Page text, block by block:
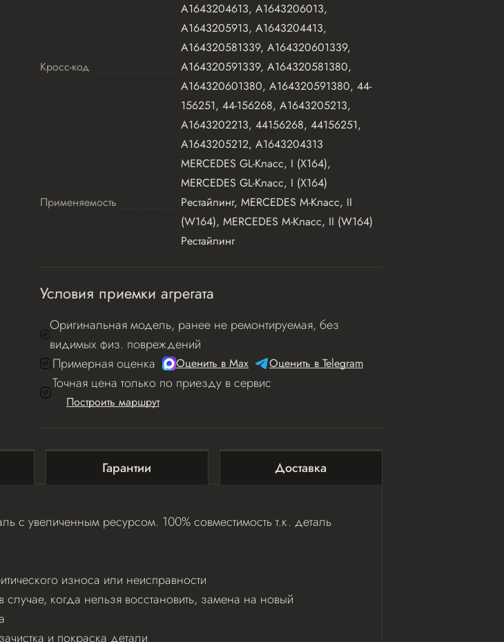
Кросс-код
A1643204613, A1643206013,
A1643205913, A1643204413,
A164320581339, A164320601339,
A164320591339, A164320581380,
A164320601380, A164320591380, 44-
156251, 44-156268, A1643205213,
A1643202213, 44156268, 44156251,
A1643205212, A1643204313
Применяемость
MERCEDES GL-Класс, I (X164),
MERCEDES GL-Класс, I (X164)
Рестайлинг, MERCEDES M-Класс, II
(W164), MERCEDES M-Класс, II (W164)
Рестайлинг
Условия приемки агрегата
Оригинальная модель, ранее не ремонтируемая, без
видимых физ. повреждений
Примерная оценка
Оценить в Мах Оценить в Telegram
Точная цена только по приезду в сервис
Построить маршрут
Гарантии Доставка
с увеличенным ресурсом. 100% совместимость т.к. деталь
износа или неисправности
когда нельзя восстановить, замена на новый
и покраска детали